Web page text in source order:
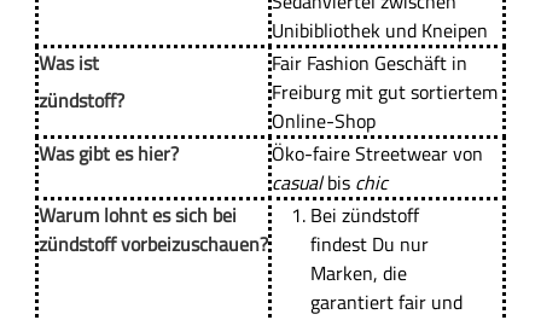
u
n
g
h
a
l
t
s
f
e
l
d
Unibibliothek und Kneipen
Was ist
zündstoff?
Fair Fashion Geschäft in
Freiburg mit gut sortiertem
Online-Shop
Was gibt es hier?
Öko-faire Streetwear von
casualbischic
Warum lohnt es sich bei
zündstoff vorbeizuschauen?
Bei zündstoff
findest Du nur
Marken, die
garantiert fair und